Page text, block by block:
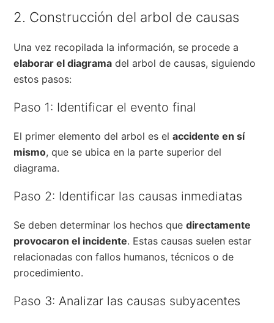
2. Construcción del arbol de causas
Una vez recopilada la información, se procede a
elaborar el diagrama del arbol de causas, siguiendo
estos pasos:
Paso 1: Identificar el evento final
El primer elemento del arbol es elaccidente en sí
mismo, que se ubica en la parte superior del
diagrama.
Paso 2: Identificar las causas inmediatas
Se deben determinar los hechos quedirectamente
provocaron el incidente. Estas causas suelen estar
relacionadas con fallos humanos, técnicos o de
procedimiento.
Paso 3: Analizar las causas subyacentes